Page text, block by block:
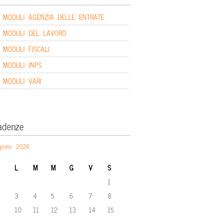
MODULI AGENZIA DELLE ENTRATE
MODULI DEL LAVORO
MODULI FISCALI
MODULI INPS
MODULI VARI
2026
L M M G V S
1
3 4 5 6 7
8
10 11 12 13 14
15